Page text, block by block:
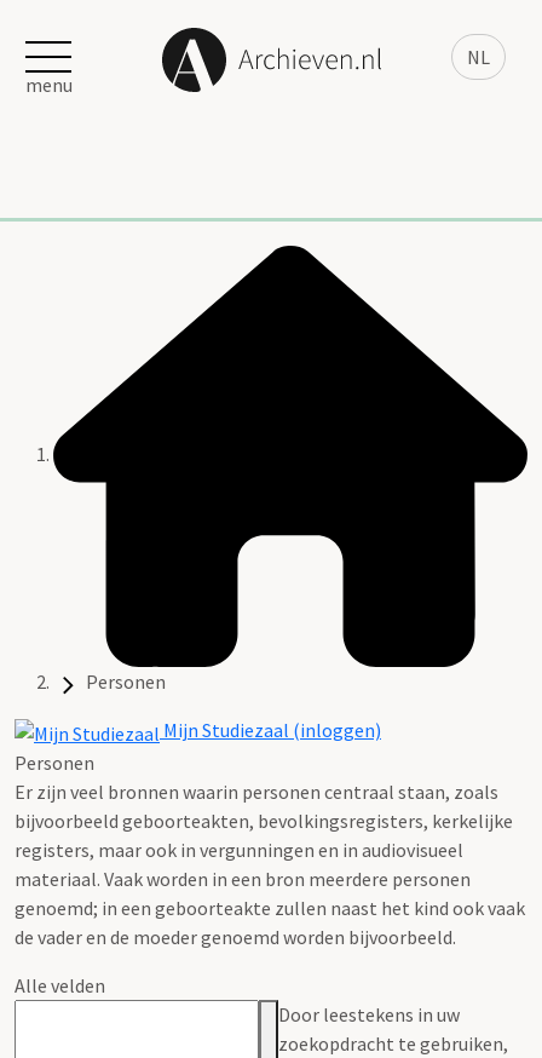
NL
menu
Personen
Mijn Studiezaal (inloggen)
Personen
Er zijn veel bronnen waarin personen centraal staan, zoals
bijvoorbeeld geboorteakten, bevolkingsregisters, kerkelijke
registers, maar ook in vergunningen en in audiovisueel
materiaal. Vaak worden in een bron meerdere personen
genoemd; in een geboorteakte zullen naast het kind ook vaak
de vader en de moeder genoemd worden bijvoorbeeld.
Alle velden
Door leestekens in uw
zoekopdracht te gebruiken,